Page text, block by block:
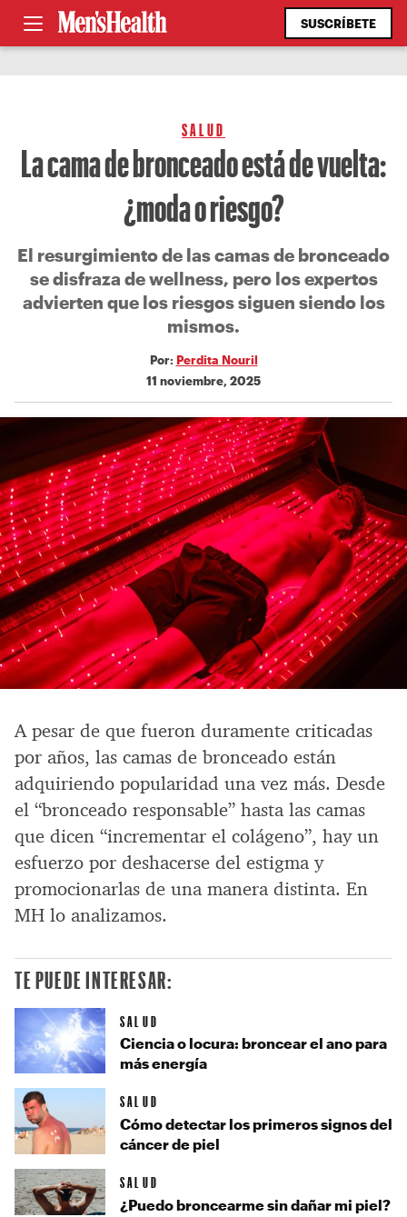
SUSCRÍBETE
SALUD
La cama de bronceado está de vuelta:
¿moda o riesgo?
El resurgimiento de las camas de bronceado
se disfraza de wellness, pero los expertos
advierten que los riesgos siguen siendo los
mismos.
Por: Perdita Nouril
11 noviembre, 2025
A pesar de que fueron duramente criticadas
por años, las camas de bronceado están
adquiriendo popularidad una vez más. Desde
el “bronceado responsable” hasta las camas
que dicen “incrementar el colágeno”, hay un
esfuerzo por deshacerse del estigma y
promocionarlas de una manera distinta. En
MH lo analizamos.
TE PUEDE INTERESAR:
SALUD
Ciencia o locura: broncear el ano para
más energía
SALUD
Cómo detectar los primeros signos del
cáncer de piel
SALUD
¿Puedo broncearme sin dañar mi piel?